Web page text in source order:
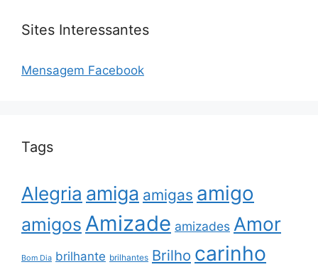
Sites Interessantes
Mensagem Facebook
Tags
Alegria amiga amigas amigo
amigos Amizade amizades Amor
Bom Dia brilhante brilhantes Brilho carinho